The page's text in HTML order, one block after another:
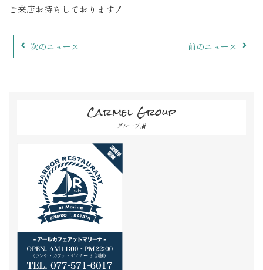
ご来店お待ちしております！
次のニュース 前のニュース
Carmel Group
グループ店